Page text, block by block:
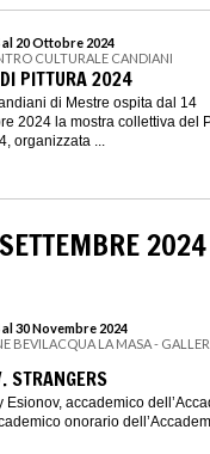
al 20 Ottobre 2024
CULTURALE CANDIANI
PITTURA 2024
di Mestre ospita dal 14
2024 la mostra collettiva del
organizzata ...
30 Novembre 2024
BEVILACQUA LA MASA -
STRANGERS
Esionov, accademico
onorario